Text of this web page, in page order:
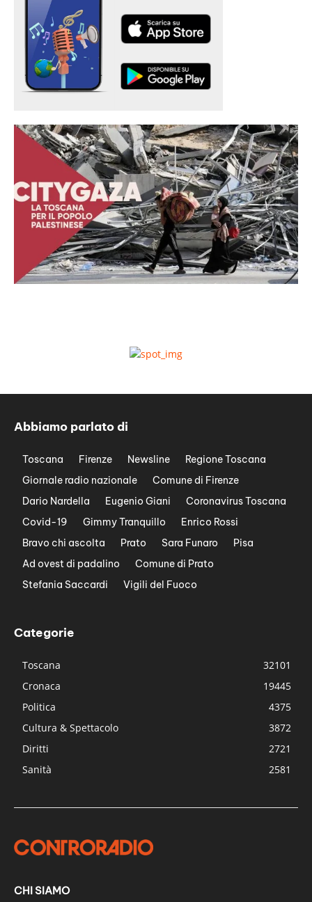
Abbiamo parlato di
Toscana Firenze Newsline
Regione Toscana
Giornale radio nazionale
Comune di Firenze
Dario Nardella
Eugenio Giani
Coronavirus Toscana
Covid-19
Gimmy Tranquillo
Enrico Rossi
Bravo chi ascolta
Prato Sara Funaro
Pisa
Ad ovest di padalino
Comune di Prato
Stefania Saccardi
Vigili del Fuoco
Categorie
Toscana
32101
Cronaca
19445
Politica
4375
Cultura & Spettacolo
3872
Diritti
2721
Sanità
2581
CHI SIAMO